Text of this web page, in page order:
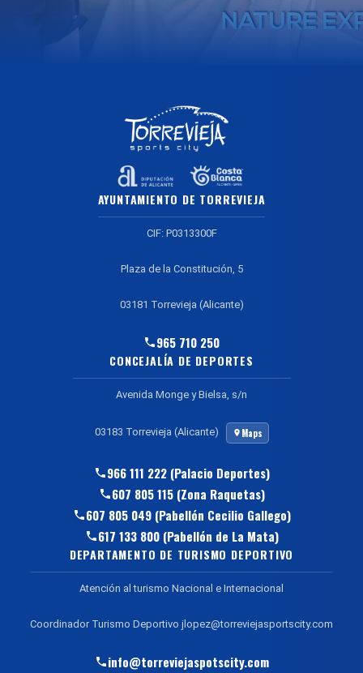
AYUNTAMIENTO DE TORREVIEJA
CIF: P0313300F
Plaza de la Constitución, 5
03181 Torrevieja (Alicante)
965 710 250
CONCEJALÍA DE DEPORTES
Avenida Monge y Bielsa, s/n
03183 Torrevieja (Alicante) Maps
966 111 222 (Palacio Deportes)
607 805 115 (Zona Raquetas)
607 805 049 (Pabellón Cecilio Gallego)
617 133 800 (Pabellón de La Mata)
DEPARTAMENTO DE TURISMO DEPORTIVO
Atención al turismo Nacional e Internacional
Coordinador Turismo Deportivo jlopez@torreviejasportscity.com
info@torreviejaspotscity.com